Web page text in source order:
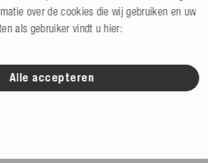
Boot Globe oranje
over de cookies die wij gebruiken en uw
als gebruiker vindt u hier:
Alle accepteren